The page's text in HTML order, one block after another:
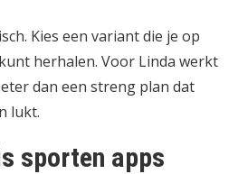
Kies een variant die je op
herhalen. Voor Linda werkt
dan een streng plan dat
lukt.
sporten apps